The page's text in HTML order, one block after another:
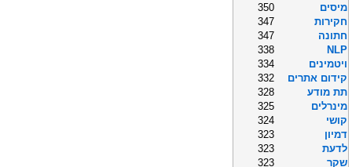
מיסים
350
חקירות
347
חתונה
347
NLP
338
ויטמינים
334
קידום אתרים
332
תת מודע
328
מינרלים
325
קושי
324
דמיון
323
לדעת
323
שקר
323